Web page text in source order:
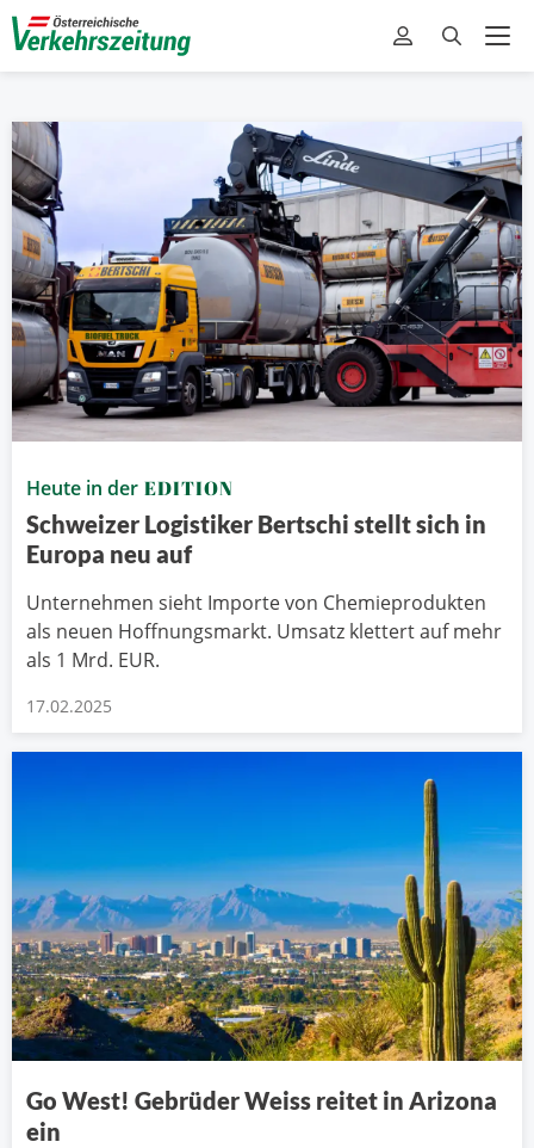
Heute in der EDITION
Schweizer Logistiker Bertschi stellt sich in
Europa neu auf
Unternehmen sieht Importe von Chemieprodukten
als neuen Hoffnungsmarkt. Umsatz klettert auf mehr
als 1 Mrd. EUR.
17.02.2025
Go West! Gebrüder Weiss reitet in Arizona
ein